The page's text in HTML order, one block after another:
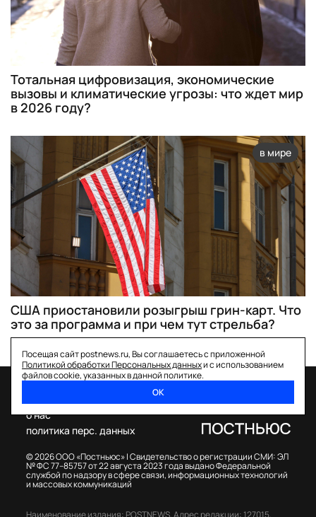
Тотальная цифровизация, экономические
вызовы и климатические угрозы: что ждет мир
в 2026 году?
в мире
США приостановили розыгрыш грин-карт. Что
это за программа и при чем тут стрельба?
Посещая сайт postnews.ru, Вы соглашаетесь с приложенной
Политикой обработки Персональных данныхи с использованием
файлов cookie, указанных в данной политике.
ОК
© 2026 ООО «Постньюс» |Свидетельство о регистрации СМИ: ЭЛ
№ ФС 77–85757 от 22 августа 2023 года выдано Федеральной
службой по надзору в сфере связи, информационных технологий
и массовых коммуникаций
о нас
политика перс. данных
Наименование издания: POSTNEWS, Адрес редакции: 127015,